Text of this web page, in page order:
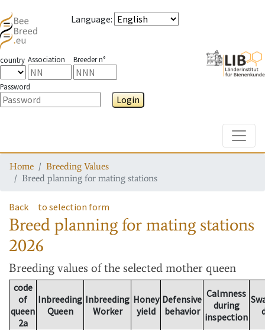
Language:
country Association Breeder n°
Password
Login
Home
Breeding Values
Breed planning for mating stations
Back to selection form
Breed planning for mating stations
2026
Breeding values of the selected mother queen
code
of
queen
2a
Inbreeding
Queen
Inbreeding
Worker
Honey
yield
Defensive
behavior
Calmness
during
inspection